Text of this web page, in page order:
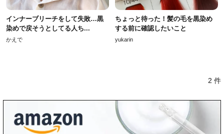
インナーブリーチをして失敗…黒
染めで戻そうとしてる人ち...
かえで
ちょっと待った！髪の毛を黒染め
する前に確認したいこと
yukarin
2 件